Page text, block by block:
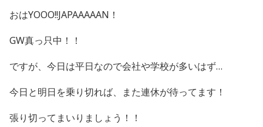
おはYOOO!!JAPAAAAAN！
GW真っ只中！！
ですが、今日は平日なので会社や学校が多いはず…
今日と明日を乗り切れば、また連休が待ってます！
張り切ってまいりましょう！！